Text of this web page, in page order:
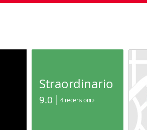
Straordinario
9.0 4 recensioni